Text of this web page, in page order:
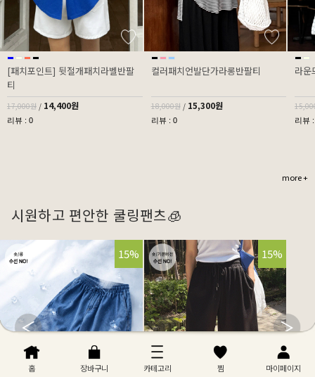
[패치포인트] 뒷절개패치라벨반팔
티
17,000원 / 14,400원
리뷰 : 0
컬러패치언발단가라롱반팔티
18,000원 / 15,300원
리뷰 : 0
라운
리뷰
more +
시원하고 편안한 쿨링팬츠🧊
32%
15% 32%
15%
홈 장바구니 카테고리 찜 마이페이지